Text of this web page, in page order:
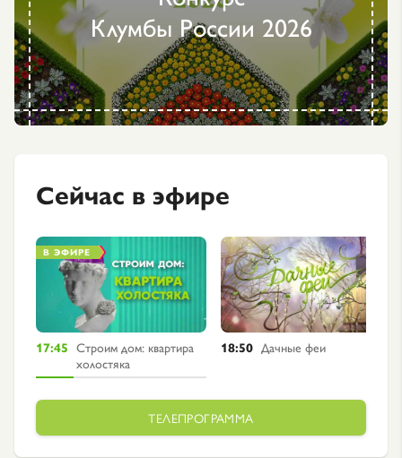
Клумбы России 2026
ТЕЛЕПРОГРАММА
Сейчас в эфире
В ЭФИРЕ
17:45 Строим дом: квартира
холостяка
18:50 Дачные феи